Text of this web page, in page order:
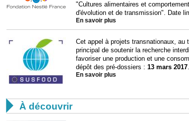
"Cultures alimentaires et
d'évolution et de transmission". Date
En savoir plus
Cet appel à projets transnationaux,
principal de soutenir la recherche
favoriser une production et une
dépôt des pré-dossiers : 13 mars 2017.
En savoir plus
 À découvrir